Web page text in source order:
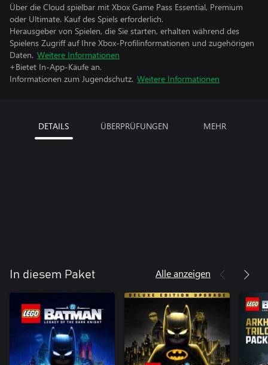
Über die Cloud spielbar mit Xbox Game Pass Essential, Premium
oder Ultimate. Kauf des Spiels erforderlich.
Herausgeber von Spielen, die Sie starten, erhalten während des
Spielens Zugriff auf Ihre Xbox-Profilinformationen und zugehörigen
Daten. Weitere Informationen
+Bietet In-App-Käufe an.
Informationen zum Jugendschutz. Weitere Informationen
DETAILS ÜBERPRÜFUNGEN MEHR
In diesem Paket Alle anzeigen